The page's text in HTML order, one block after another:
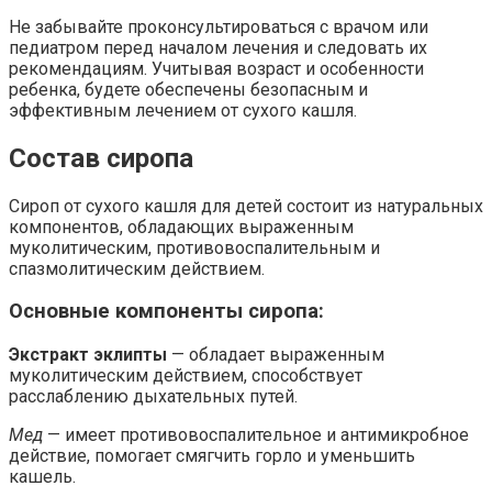
Не забывайте проконсультироваться с врачом или
педиатром перед началом лечения и следовать их
рекомендациям. Учитывая возраст и особенности
ребенка, будете обеспечены безопасным и
эффективным лечением от сухого кашля.
Состав сиропа
Сироп от сухого кашля для детей состоит из натуральных
компонентов, обладающих выраженным
муколитическим, противовоспалительным и
спазмолитическим действием.
Основные компоненты сиропа:
Экстракт эклипты — обладает выраженным
муколитическим действием, способствует
расслаблению дыхательных путей.
Мед — имеет противовоспалительное и антимикробное
действие, помогает смягчить горло и уменьшить
кашель.